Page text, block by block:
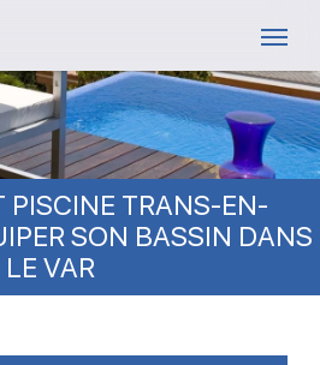
PISCINE TRANS-EN-
SON BASSIN DANS
LE VAR